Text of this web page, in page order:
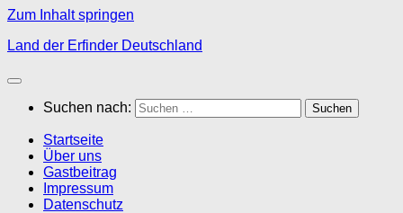
Zum Inhalt springen
Land der Erfinder Deutschland
Suchen nach:
Startseite
Über uns
Gastbeitrag
Impressum
Datenschutz